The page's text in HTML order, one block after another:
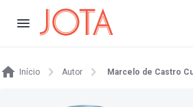
Início Autor Marcelo de Castro